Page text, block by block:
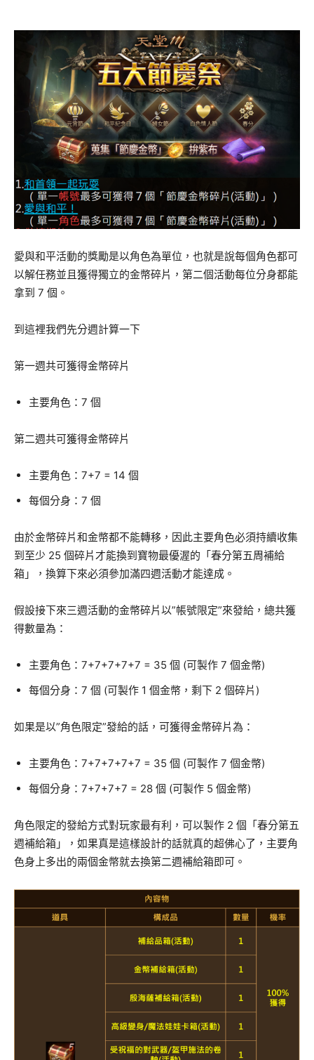
愛與和平活動的獎勵是以角色為單位，也就是說每個角色都可
以解任務並且獲得獨立的金幣碎片，第二個活動每位分身都能
拿到 7 個。
到這裡我們先分週計算一下
第一週共可獲得金幣碎片
主要角色：7 個
第二週共可獲得金幣碎片
主要角色：7+7 = 14 個
每個分身：7 個
由於金幣碎片和金幣都不能轉移，因此主要角色必須持續收集
到至少 25 個碎片才能換到寶物最優渥的「春分第五周補給
箱」，換算下來必須參加滿四週活動才能達成。
假設接下來三週活動的金幣碎片以”帳號限定”來發給，總共獲
得數量為：
主要角色：7+7+7+7+7 = 35 個 (可製作 7 個金幣)
每個分身：7 個 (可製作 1 個金幣，剩下 2 個碎片)
如果是以”角色限定”發給的話，可獲得金幣碎片為：
主要角色：7+7+7+7+7 = 35 個 (可製作 7 個金幣)
每個分身：7+7+7+7 = 28 個 (可製作 5 個金幣)
角色限定的發給方式對玩家最有利，可以製作 2 個「春分第五
週補給箱」，如果真是這樣設計的話就真的超佛心了，主要角
色身上多出的兩個金幣就去換第二週補給箱即可。